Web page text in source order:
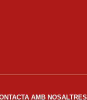
AMB NOSALTRES